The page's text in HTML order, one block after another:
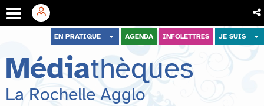
menu
contenu
recherche
EN PRATIQUE AGENDA INFOLETTRES JE SUIS
Médiathèques
La Rochelle Agglo